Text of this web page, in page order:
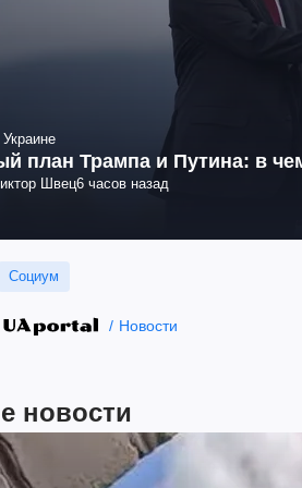
план Трампа и Путина: в
Швец6 часов назад
Социум
Новости
новости